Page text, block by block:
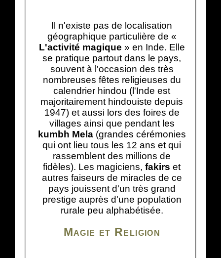
Il n'existe pas de localisation
géographique particulière de «
L'activité magique » en Inde. Elle
se pratique partout dans le pays,
souvent à l'occasion des très
nombreuses fêtes religieuses du
calendrier hindou (l'Inde est
majoritairement hindouiste depuis
1947) et aussi lors des foires de
villages ainsi que pendant les
kumbh Mela(grandes cérémonies
qui ont lieu tous les 12 ans et qui
rassemblent des millions de
fidèles). Les magiciens,fakirs et
autres faiseurs de miracles de ce
pays jouissent d'un très grand
prestige auprès d'une population
rurale peu alphabétisée.
Magie et Religion